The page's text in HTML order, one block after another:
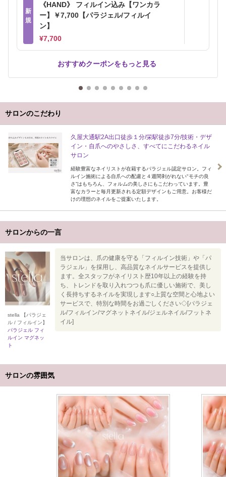
新
規
《HAND》 フィルイン込み【ワンカラ
ー】￥7,700【パラジェル/フィルイ
ン】
¥7,700
おすすめクーポンをもっと見る
サロンのこだわり
久屋大通駅2A出口徒歩１分/栄駅徒歩7分/技術・デザ
イン・自爪へのやさしさ、すべてにこだわるネイル
サロン
経験豊富なネイリストが在籍するパラジェル認定サロン。フィ
ルイン施術による自爪への配慮と４週間剥がれない"モチの良
さ”はもちろん、フォルムの美しさにもこだわっています。豊
富なカラーと毎月更新される定額デザインもご用意。お客様だ
けの理想のネイルをご提案いたします。
サロンからの一言
stella 【パラジェ
ル / フィルイン】
パラジェル フィ
ルイン マグネッ
ト
当サロンは、爪の健康を守る「フィルイン技術」や「パ
ラジェル」を採用し、高品質なネイルサービスを提供し
ます。全スタッフがネイリスト歴10年以上の経験を持
ち、トレンドを取り入れつつも爪に優しい施術で、美し
く長持ちするネイルを実現します○上質な空間と心地よい
サービスで、特別な時間をお過ごしください◇[パラジェ
ル/フィルイン/マグネットネイル/ジェルネイル/フットネ
イル]
サロンの雰囲気